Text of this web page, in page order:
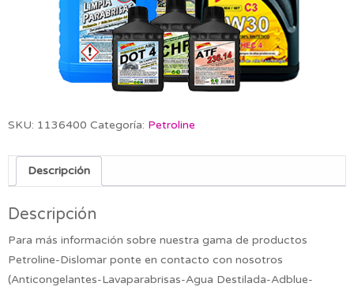
SKU: 1136400 Categoría: Petroline
Descripción
Descripción
Para más información sobre nuestra gama de productos
Petroline-Dislomar ponte en contacto con nosotros
(Anticongelantes-Lavaparabrisas-Agua Destilada-Adblue-